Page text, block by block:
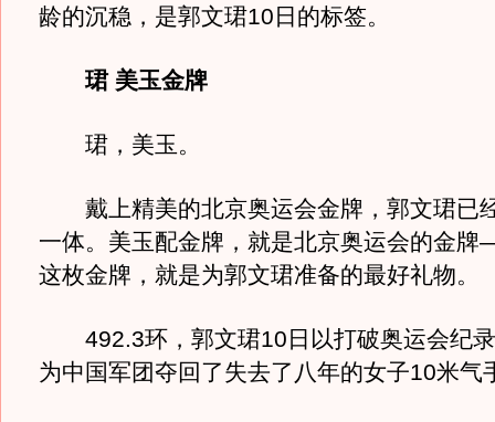
龄的沉稳，是郭文珺10日的标签。
珺 美玉金牌
珺，美玉。
戴上精美的北京奥运会金牌，郭文珺已
一体。美玉配金牌，就是北京奥运会的金牌
这枚金牌，就是为郭文珺准备的最好礼物。
492.3环，郭文珺10日以打破奥运会纪录
为中国军团夺回了失去了八年的女子10米气